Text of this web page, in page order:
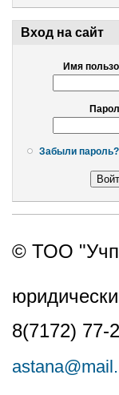
Вход на сайт
Имя
Забыли пароль?
© ТОО
8(7172) 77-